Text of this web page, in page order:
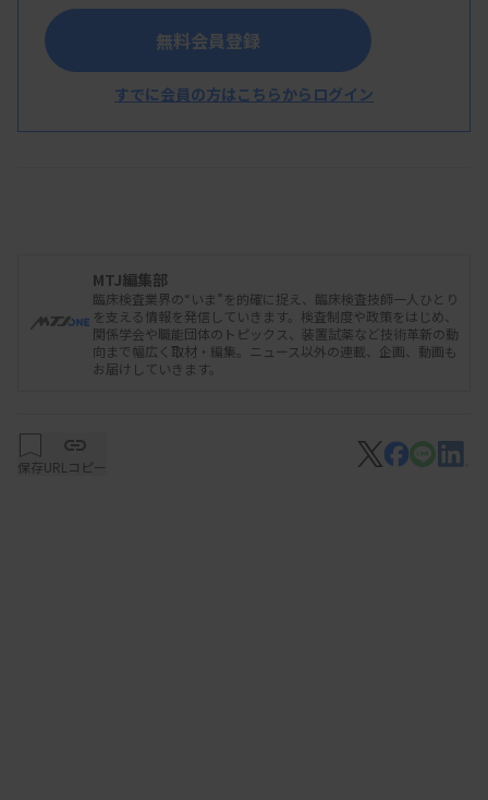
第2回歯科健診等のあり方等に関する検討
会
無料会員登録
すでに会員の方はこちらからログイン
MTJ編集部
臨床検査業界の“いま”を的確に捉え、臨床検査技師一人ひとり
を支える情報を発信していきます。検査制度や政策をはじめ、
関係学会や職能団体のトピックス、装置試薬など技術革新の動
向まで幅広く取材・編集。ニュース以外の連載、企画、動画も
お届けしていきます。
保存URLコピー